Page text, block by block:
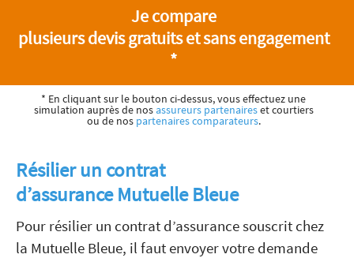
Je compare
plusieurs devis gratuits et sans engagement
*
* En cliquant sur le bouton ci-dessus, vous effectuez une
simulation auprès de nosassureurs partenaireset courtiers
ou de nos partenaires comparateurs.
Résilier un contrat
d’assurance Mutuelle Bleue
Pour résilier un contrat d’assurance souscrit chez
la Mutuelle Bleue, il faut envoyer votre demande